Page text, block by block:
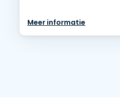
Meer informatie